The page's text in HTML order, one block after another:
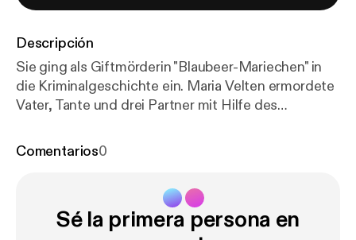
Descripción
Sie ging als Giftmörderin "Blaubeer-Mariechen" in
die Kriminalgeschichte ein. Maria Velten ermordete
Vater, Tante und drei Partner mit Hilfe des
ihrer Familie
Comentarios0
Sé la primera persona en